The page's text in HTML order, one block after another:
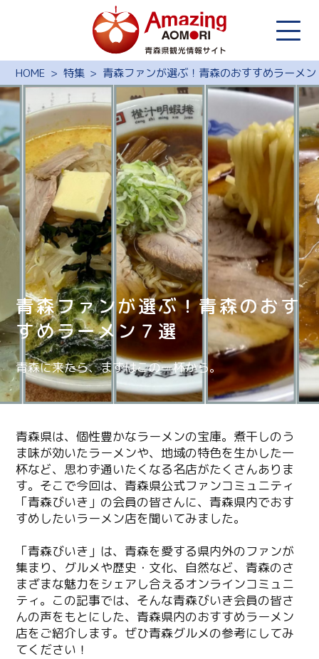
HOME 特集 青森ファンが選ぶ！青森のおすすめラーメ
青森ファンが選ぶ！青森のおす
すめラーメン７選
青森に来たら、まずはこの一杯から。
青森県は、個性豊かなラーメンの宝庫。煮干しのう
ま味が効いたラーメンや、地域の特色を生かした一
杯など、思わず通いたくなる名店がたくさんありま
す。そこで今回は、青森県公式ファンコミュニティ
「青森びいき」の会員の皆さんに、青森県内でおす
すめしたいラーメン店を聞いてみました。
「青森びいき」は、青森を愛する県内外のファンが
集まり、グルメや歴史・文化、自然など、青森のさ
まざまな魅力をシェアし合えるオンラインコミュニ
ティ。この記事では、そんな青森びいき会員の皆さ
んの声をもとにした、青森県内のおすすめラーメン
店をご紹介します。ぜひ青森グルメの参考にしてみ
てください！